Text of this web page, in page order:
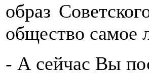
образ
общество самое
- А сейчас Вы